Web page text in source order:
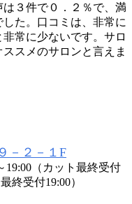
３件で０．２％で、満
た。口コミは、非常に
常に少ないです。サロ
スメのサロンと言えま
－２－１F
19:00（カット最終受付
終受付19:00）